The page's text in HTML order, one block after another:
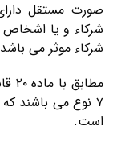
صورت مستقل
شرکاء و یا
شرکاء موثر می
۷ نوع می باشند که
است.